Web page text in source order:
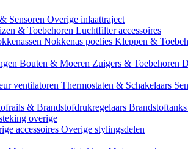
Sensoren Overige inlaattraject
& Toebehoren Luchtfilter accessoires
Nokkenas poelies Kleppen &
Bouten & Moeren Zuigers & Toebehoren
ventilatoren Thermostaten & Schakelaars
& Brandstofdrukregelaars
overige
accessoires Overige stylingsdelen